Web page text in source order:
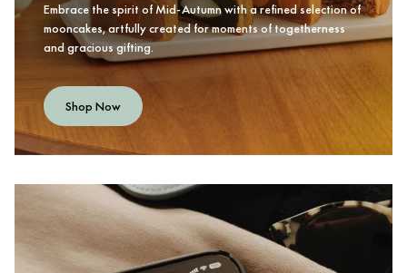
Embrace the spirit of Mid-Autumn with a refined selection of
mooncakes, artfully created for moments of togetherness
and gracious gifting.
Shop Now